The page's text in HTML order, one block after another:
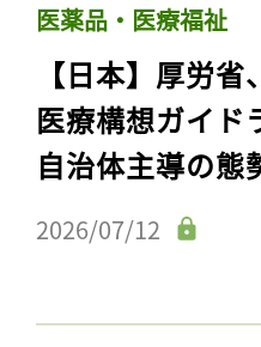
医薬品・医療福祉
【日本】厚労
医療構想ガイド
自治体主導の態
2026/07/12